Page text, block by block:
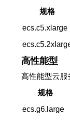
规格
ecs.c5.xlarge
高性能型
高性能型云服
规格
ecs.g6.large